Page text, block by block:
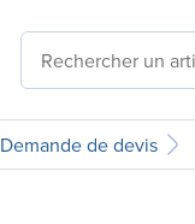
Demande de devis